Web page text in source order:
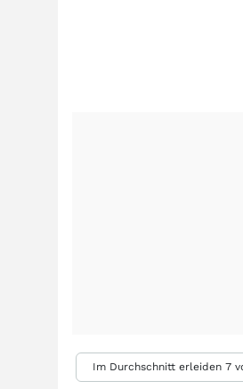
Im Durchschnitt erleiden 7